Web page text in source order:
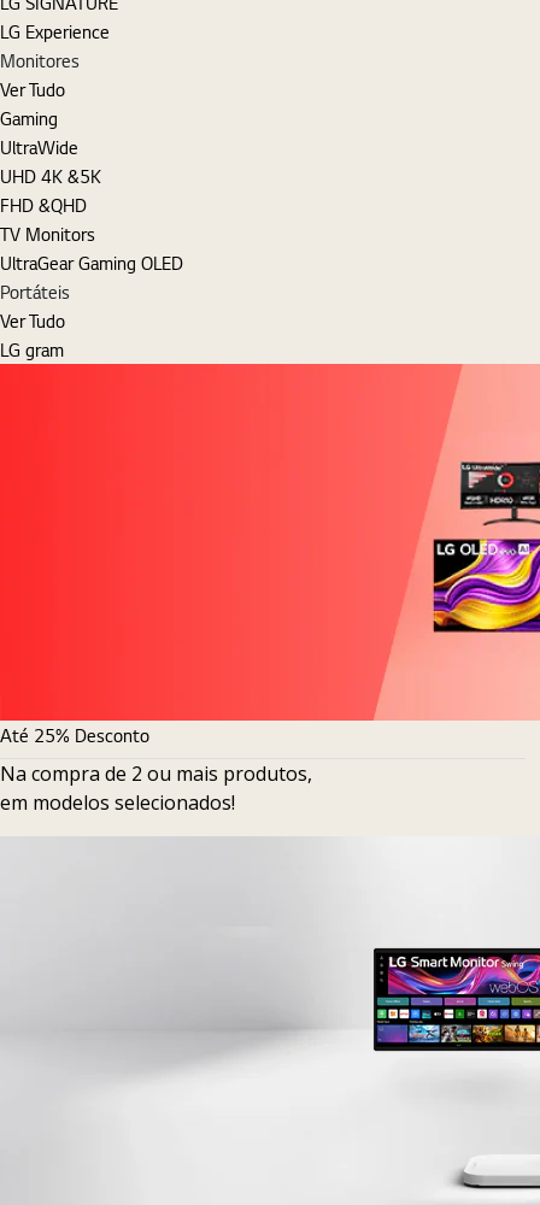
LG Experience
Monitores
Ver Tudo
Gaming
UltraWide
UHD 4K &5K
FHD &QHD
TV Monitors
UltraGear Gaming OLED
Portáteis
Ver Tudo
LG gram
Até 25% Desconto
Na compra de 2 ou mais produtos,
em modelos selecionados!